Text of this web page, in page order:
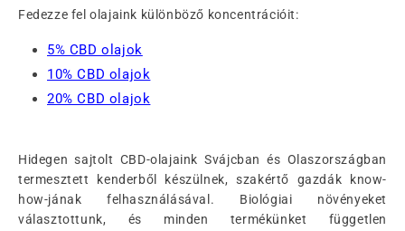
Fedezze fel olajaink különböző koncentrációit:
5% CBD olajok
10% CBD olajok
20% CBD olajok
Hidegen sajtolt CBD-olajaink Svájcban és Olaszországban
termesztett kenderből készülnek, szakértő gazdák know-
how-jának felhasználásával. Biológiai növényeket
választottunk, és minden termékünket független